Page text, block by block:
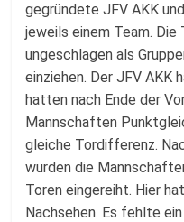
gegründete JFV AKK
jeweils einem Team.
ungeschlagen als
einziehen. Der JFV AKK
hatten nach Ende der
Mannschaften
gleiche Tordifferenz.
wurden die
Toren eingereiht. Hier
Nachsehen. Es fehlte